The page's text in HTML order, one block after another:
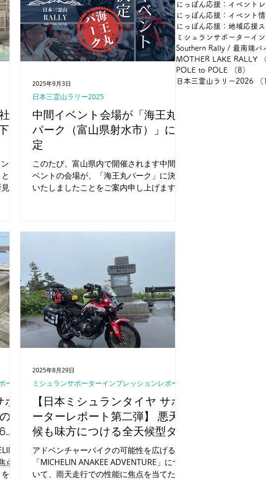
会
発
グ
し
学
ま
中間イベント会場が「海王丸
パーク（富山県射水市）」に決
定
このたび、富山県内で開催されます中間イ
ベントの会場が、「海王丸パーク」に決定
いたしましたことをご案内申し上げます。
日本三霊山ラリー2025
2025年9月3日
通
ト
【日本ミシュランタイヤ サポ
ーターレポート第二弾】 悪天
候も味方につける全天候型タ
イヤ！ANAKEE ADVENTURE
アドベンチャーバイクの可能性を広げる
「MICHELIN ANAKEE ADVENTURE」につ
いて、雨天走行での性能に焦点を当てたレ
ミシュランサポーターインプレッションレポート
2025年8月29日
にっぽん応援：イベント
にっぽん応援：イベント
にっぽん応援：地域応援
MOTHER LAKE RALLY
POLE to POLE
（8）
日本三霊山ラリー2026